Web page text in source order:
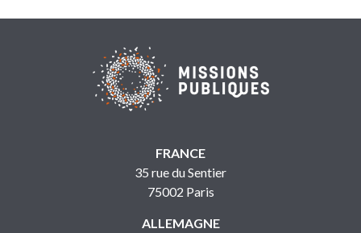
FRANCE
35 rue du Sentier
75002 Paris
ALLEMAGNE